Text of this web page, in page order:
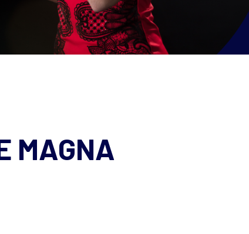
MAGNA